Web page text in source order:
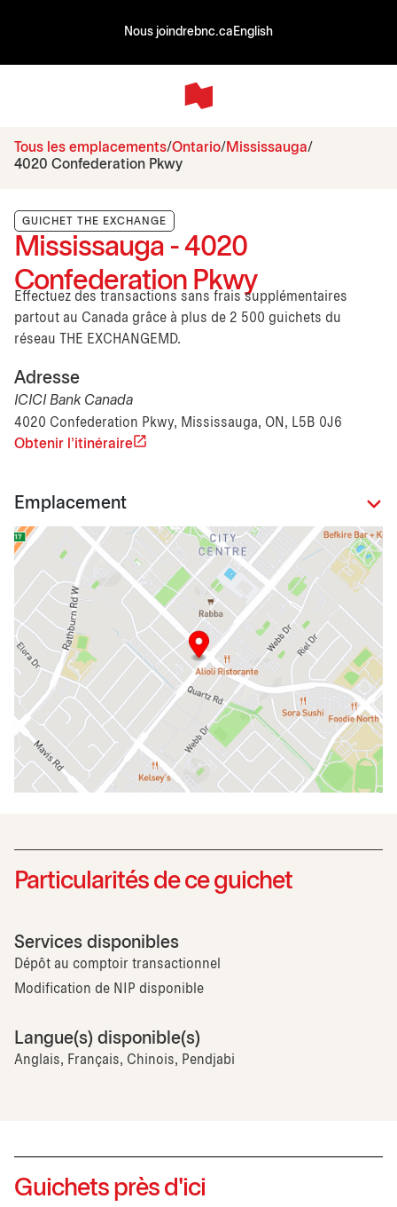
Nous joindrebnc.ca English
Tous les emplacements Ontario Mississauga
4020 Confederation Pkwy
GUICHET THE EXCHANGE
Mississauga - 4020
Confederation Pkwy
Effectuez des transactions sans frais supplémentaires
partout au Canada grâce à plus de 2 500 guichets du
réseau THE EXCHANGEMD.
Adresse
ICICI Bank Canada
4020 Confederation Pkwy, Mississauga, ON, L5B 0J6
Obtenir l'itinéraire
Emplacement
Particularités de ce guichet
Services disponibles
Dépôt au comptoir transactionnel
Modification de NIP disponible
Langue(s) disponible(s)
Anglais, Français, Chinois, Pendjabi
Guichets près d'ici